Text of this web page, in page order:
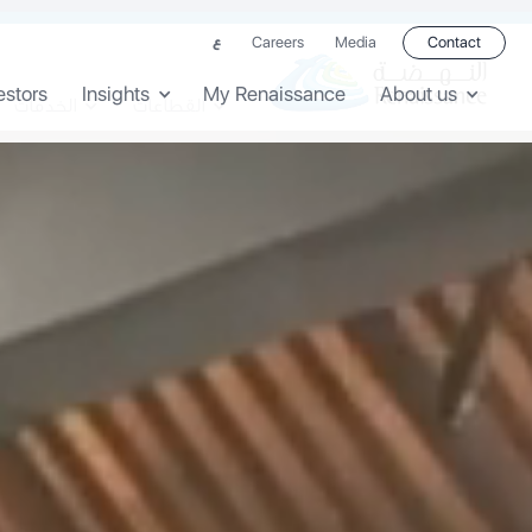
ع Careers Media Contact
Insights My Renaissance About us القطاعات الخدمات